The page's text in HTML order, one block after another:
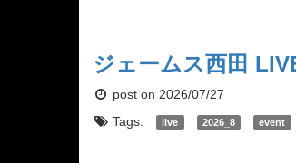
ジェームス西田
post on 2026/07/27
Tags:
live 2026_8 event